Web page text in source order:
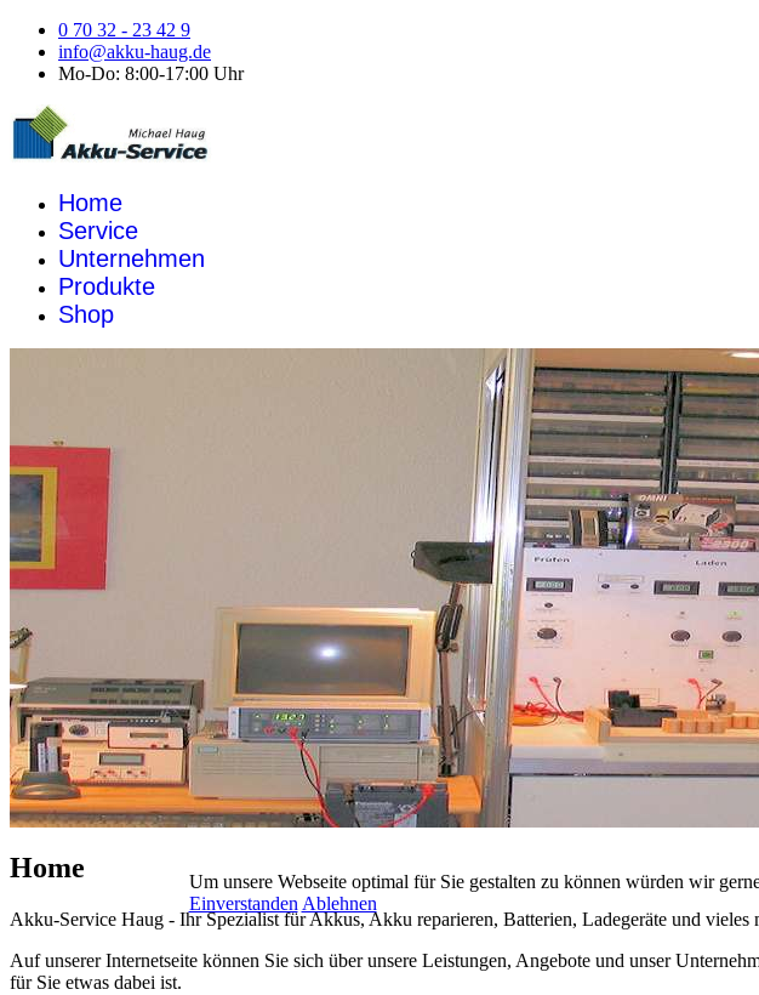
0 70 32 - 23 42 9
info@akku-haug.de
Mo-Do: 8:00-17:00 Uhr
Home
Service
Unternehmen
Produkte
Shop
Home
Akku-Service Haug - Ihr Spezialist für Akkus, Akku reparieren, Batterien, Ladegeräte und vieles
Auf unserer Internetseite können Sie sich über unsere Leistungen, Angebote und unser
für Sie etwas dabei ist.
Um unsere Webseite optimal für Sie gestalten zu können würden wir
Einverstanden Ablehnen